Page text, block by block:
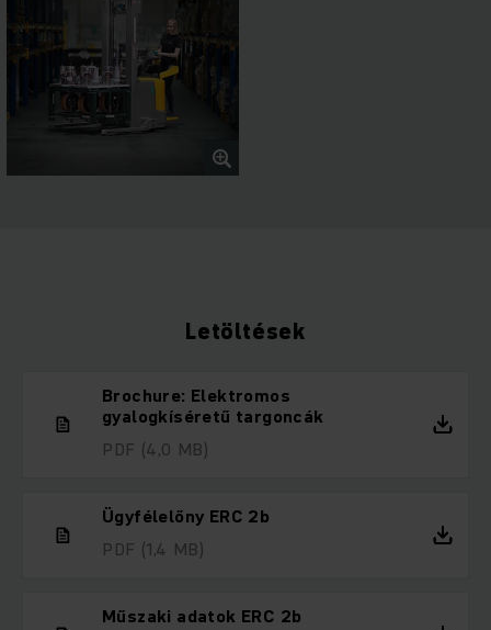
Letöltések
Brochure: Elektromos
gyalogkíséretű targoncák
PDF (4,0 MB)
Ügyfélelőny ERC 2b
PDF (1,4 MB)
Műszaki adatok ERC 2b